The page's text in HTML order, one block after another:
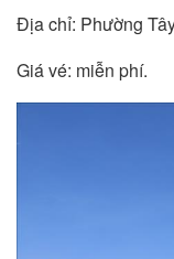
Địa chỉ: Phường
Giá vé: miễn phí.